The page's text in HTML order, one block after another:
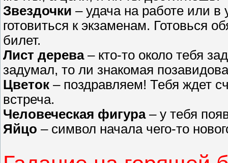
Звездочки – удача на работе или в
готовиться к экзаменам. Готовься
билет.
Лист дерева– кто-то около тебя
задумал, то ли знакомая
Цветок – поздравляем! Тебя ждет
встреча.
Человеческая фигура– у тебя
Яйцо – символ начала чего-то